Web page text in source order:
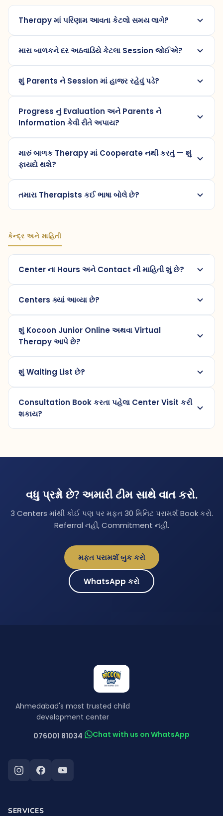
Therapy માં પરિણામ આવતા કેટલો સમય લાગે?
મારા બાળકને દર અઠવાડિયે કેટલા Session જોઈએ?
શું Parents ને Session માં હાજર રહેવું પડે?
Progress નું Evaluation અને Parents ને
Information કેવી રીતે અપાય?
મારું બાળક Therapy માં Cooperate નથી કરતું — શું
ફાયદો થશે?
તમારા Therapists કઈ ભાષા બોલે છે?
કેન્દ્ર અને માહિતી
Center ના Hours અને Contact ની માહિતી શું છે?
Centers ક્યાં આવ્યા છે?
શું Kocoon Junior Online અથવા Virtual
Therapy આપે છે?
શું Waiting List છે?
Consultation Book કરતા પહેલા Center Visit કરી
શકાય?
વધુ પ્રશ્નો છે? અમારી ટીમ સાથે વાત કરો.
3 Centers માંથી કોઈ પણ પર મફત 30 મિનિટ પરામર્શ Book કરો.
Referral નહીં, Commitment નહીં.
મફત પરામર્શ બુક કરો
WhatsApp કરો
Ahmedabad's most trusted child
development center
076001 81034
Chat with us on WhatsApp
SERVICES